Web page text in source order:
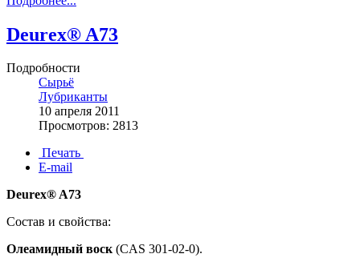
Deurex® A73
Подробности
Сырьё
Лубриканты
10 апреля 2011
Просмотров: 2813
Печать
E-mail
Deurex® A73
Состав и свойства:
Олеамидный воск(CAS 301-02-0).